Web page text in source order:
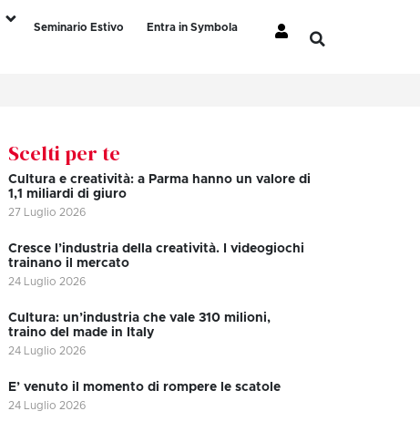
Seminario Estivo
Entra in Symbola
Scelti per te
Cultura e creatività: a Parma hanno un valore di
1,1 miliardi di giuro
27 Luglio 2026
Cresce l’industria della creatività. I videogiochi
trainano il mercato
24 Luglio 2026
Cultura: un’industria che vale 310 milioni,
traino del made in Italy
24 Luglio 2026
E’ venuto il momento di rompere le scatole
24 Luglio 2026